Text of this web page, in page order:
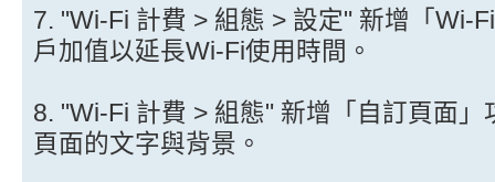
7. "Wi-Fi 計費 > 組態 > 設定" 新增「Wi-
戶加值以延長Wi-Fi使用時間。
8. "Wi-Fi 計費 > 組態" 新增「自訂頁面
頁面的文字與背景。